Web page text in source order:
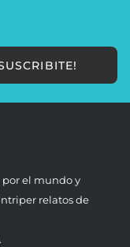
por el mundo y
relatos de